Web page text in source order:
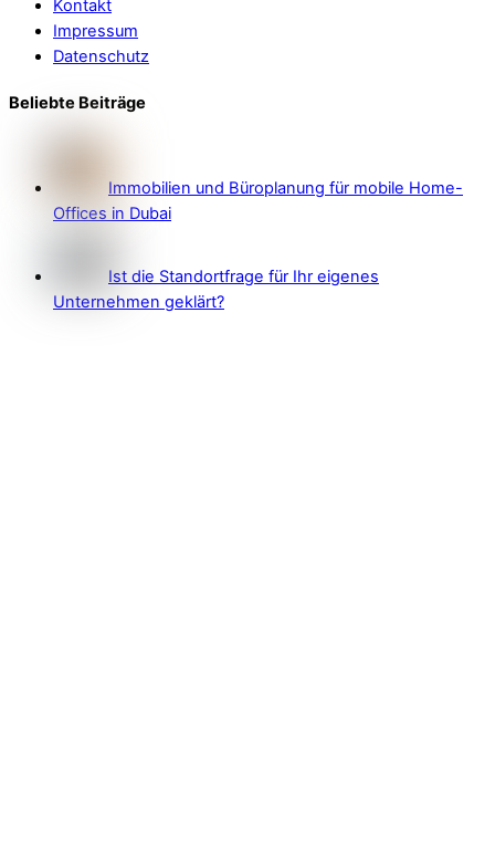
Kontakt
Impressum
Datenschutz
Beliebte Beiträge
Immobilien und Büroplanung für mobile Home-
Offices in Dubai
Ist die Standortfrage für Ihr eigenes
Unternehmen geklärt?